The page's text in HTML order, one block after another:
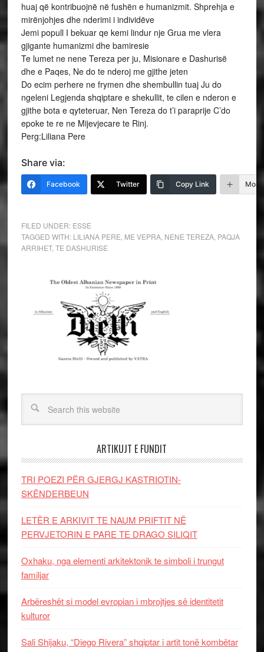
huaj që kontribuojnë në fushën e humanizmit. Shprehja e
mirënjohjes dhe nderimi i individëve
Jemi popull I bekuar qe kemi lindur nje Grua me vlera
gjigante humanizmi dhe bamiresie
Te lumet ne nene Tereza per ju, Misionare e Dashurisë
dhe e Paqes, Ne do te nderoj me gjithe jeten
Do ecim perhere ne frymen dhe shembullin tuaj Ju do
ngeleni Legjenda shqiptare e shekullit, te cilen e nderon e
gjithe bota e qyteteruar, Nen Tereza do t’i paraprije C’do
epoke te re ne Mijevjecare te Rinj.
Perg:Liliana Pere
Share via:
Facebook Twitter Copy Link More
FILED UNDER: ESSE
TAGGED WITH: LILIANA PERE ME VEPRA, NENE TEREZA, PAQJA
ARRIHET, TE DASHURISE
ARTIKUJT E FUNDIT
TRI POEZI PËR GJERGJ KASTRIOTIN-
SKËNDERBEUN
LETËR E ARKIVIT TE NAUM PRIFTIT NË
PERVJETORIN E PARE TE DRAGO SILIQIT
Oxhaku, nga elementi arkitektonik te simboli i trungut
familjar
Arbëreshët si model evropian i mbrojtjes së identitetit
kulturor
Sali Shijaku, “Diego Rivera” shqiptar i artit tonë kombëtar